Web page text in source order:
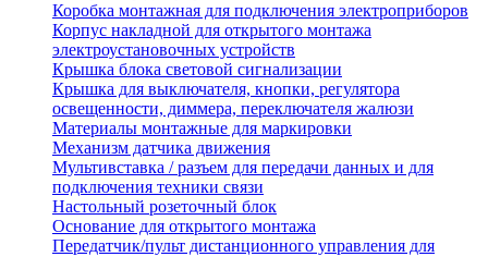
Коробка монтажная для подключения электроприборов
Корпус накладной для открытого монтажа
электроустановочных устройств
Крышка блока световой сигнализации
Крышка для выключателя, кнопки, регулятора
освещенности, диммера, переключателя жалюзи
Материалы монтажные для маркировки
Механизм датчика движения
Мультивставка / разъем для передачи данных и для
подключения техники связи
Настольный розеточный блок
Основание для открытого монтажа
Передатчик/пульт дистанционного управления для